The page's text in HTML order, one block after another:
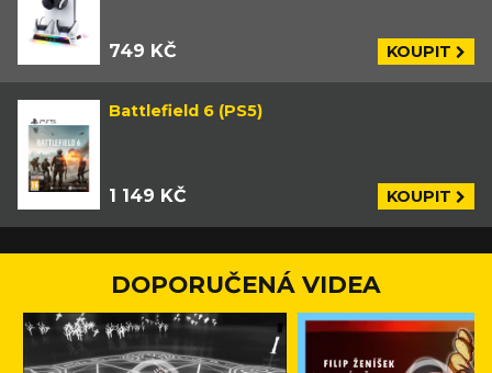
749 KČ KOUPIT
Battlefield 6 (PS5)
1 149 KČ KOUPIT
DOPORUČENÁ VIDEA